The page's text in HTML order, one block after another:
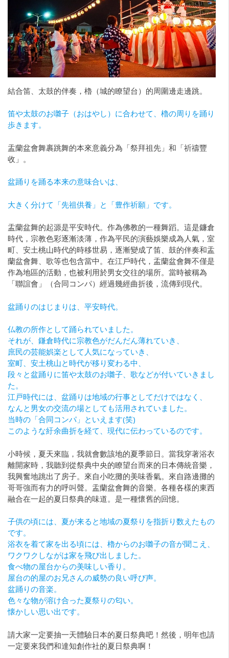
結合笛、太鼓的伴奏，櫓（城的瞭望台）的周圍邊走邊跳。
笛や太鼓のお囃子（おはやし）に合わせて、櫓の周りを踊り
歩きます。
盂蘭盆會舞裹跳舞的本來意義分為「祭拜祖先」和「祈禱豐
收」。
盆踊りを踊る本来の意味合いは、
大きく分けて「先祖供養」と「豊作祈願」です。
盂蘭盆舞的起源是平安時代。作為佛教的一種舞蹈。這是鐮倉
時代，宗教色彩逐漸淡薄，作為平民的演藝娛樂成為人氣，室
町、安土桃山時代的時移世易，逐漸變成了笛、鼓的伴奏和盂
蘭盆會舞、歌等也包含當中。在江戶時代，盂蘭盆會舞不僅是
作為地區的活動，也被利用於男女交往的場所。當時被稱為
「聯誼會」（合同コンパ）經過幾經曲折後，流傳到現代。
盆踊りのはじまりは、平安時代。
仏教の所作として踊られていました。
それが、鎌倉時代に宗教色がだんだん薄れていき、
庶民の芸能娯楽として人気になっていき、
室町、安土桃山と時代が移り変わる中、
段々と盆踊りに笛や太鼓のお囃子、歌などが付いていきまし
た。
江戸時代には、盆踊りは地域の行事としてだけではなく、
なんと男女の交流の場としても活用されていました。
当時の「合同コンパ」といえます(笑)
このような紆余曲折を経て、現代に伝わっているのです。
小時候，夏天來臨，我就會數該地的夏季節日。當我穿著浴衣
離開家時，我聽到從祭典中央的瞭望台而來的日本傳統音樂，
我興奮地跳出了房子。來自小吃攤的美味香氣。來自路邊攤的
哥哥強而有力的呼叫聲。盂蘭盆會舞的音樂。各種各樣的東西
融合在一起的夏日祭典的味道。是一種懷舊的回憶。
子供の頃には、夏が来ると地域の夏祭りを指折り数えたもの
です。
浴衣を着て家を出る頃には、櫓からのお囃子の音が聞こえ、
ワクワクしながは家を飛び出しました。
食べ物の屋台からの美味しい香り。
屋台の的屋のお兄さんの威勢の良い呼び声。
盆踊りの音楽。
色々な物が溶け合った夏祭りの匂い。
懐かしい思い出です。
請大家一定要抽一天體驗日本的夏日祭典吧！然後，明年也請
一定要來我們和達知創作社的夏日祭典啊！